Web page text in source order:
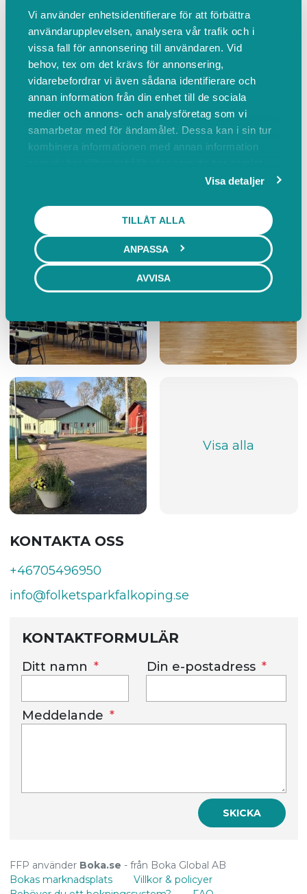
Vi använder enhetsidentifierare för att förbättra
användarupplevelsen, analysera vår trafik och i
vissa fall för annonsering till användaren. Vid
behov, tex om det krävs för annonsering,
vidarebefordrar vi även sådana identifierare och
annan information från din enhet till de sociala
medier och annons- och analysföretag som vi
samarbetar med för ändamålet. Dessa kan i sin tur
kombinera informationen med annan information
Visa detaljer
TILLÅT ALLA
ANPASSA
AVVISA
Visa alla
KONTAKTA OSS
+46705496950
info@folketsparkfalkoping.se
KONTAKTFORMULÄR
Ditt namn Din e-postadress
Meddelande
SKICKA
FFP använder Boka.se - från Boka Global AB
Bokas marknadsplats
Villkor & policyer